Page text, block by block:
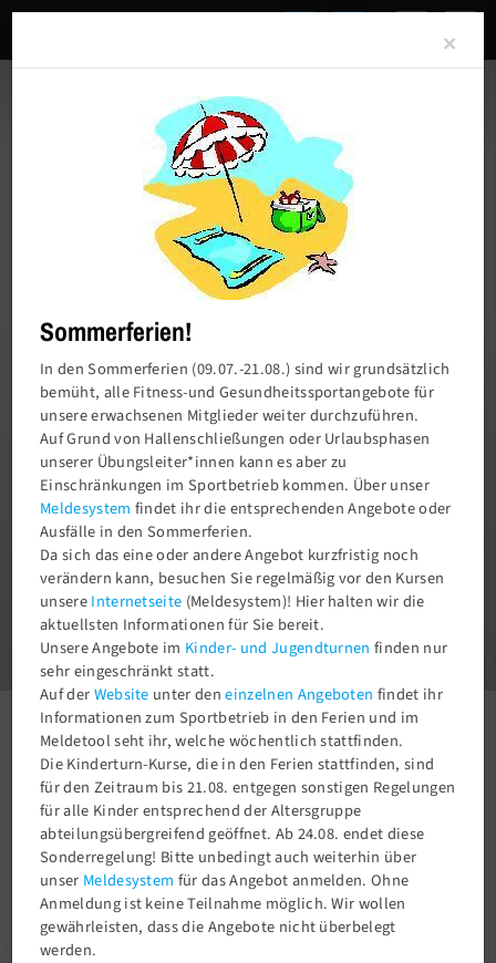
Charlottenburger Turn- und Sportverein von
1858 e.V.
1 3
Aktuelles Newsroom Schöne Herbstwanderung
×
Sommerferien!
In den Sommerferien (09.07.-21.08.) sind wir grundsätzlich
bemüht, alle Fitness-und Gesundheitssportangebote für
unsere erwachsenen Mitglieder weiter durchzuführen.
Auf Grund von Hallenschließungen oder Urlaubsphasen
unserer Übungsleiter*innen kann es aber zu
Einschränkungen im Sportbetrieb kommen. Über unser
Meldesystem findet ihr die entsprechenden Angebote oder
Ausfälle in den Sommerferien.
Da sich das eine oder andere Angebot kurzfristig noch
verändern kann, besuchen Sie regelmäßig vor den Kursen
unsereInternetseite (Meldesystem)! Hier halten wir die
aktuellsten Informationen für Sie bereit.
Unsere Angebote im Kinder- und Jugendturnen finden nur
sehr eingeschränkt statt.
Auf derWebsite unter deneinzelnen Angeboten findet ihr
Informationen zum Sportbetrieb in den Ferien und im
Meldetool seht ihr, welche wöchentlich stattfinden.
Die Kinderturn-Kurse, die in den Ferien stattfinden, sind
für den Zeitraum bis 21.08. entgegen sonstigen Regelungen
für alle Kinder entsprechend der Altersgruppe
abteilungsübergreifend geöffnet. Ab 24.08. endet diese
Sonderregelung! Bitte unbedingt auch weiterhin über
unser Meldesystem für das Angebot anmelden. Ohne
Anmeldung ist keine Teilnahme möglich. Wir wollen
gewährleisten, dass die Angebote nicht überbelegt
werden.